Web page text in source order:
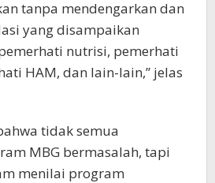
tanpa mendengarkan dan
yang disampaikan
nutrisi, pemerhati
HAM, dan lain-lain,” jelas
tidak semua
MBG bermasalah, tapi
menilai program